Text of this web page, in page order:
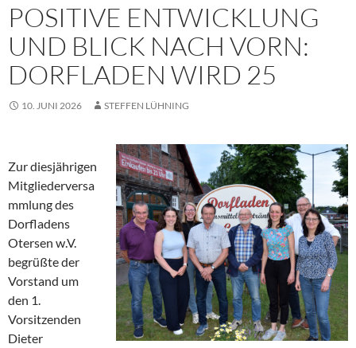
POSITIVE ENTWICKLUNG
UND BLICK NACH VORN:
DORFLADEN WIRD 25
10. JUNI 2026 STEFFEN LÜHNING
Zur diesjährigen
Mitgliederversa
mmlung des
Dorfladens
Otersen w.V.
begrüßte der
Vorstand um
den 1.
Vorsitzenden
Dieter